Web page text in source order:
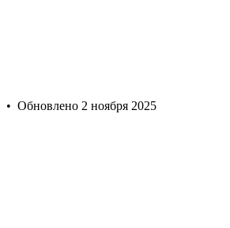
• Обновлено 2 ноября 2025